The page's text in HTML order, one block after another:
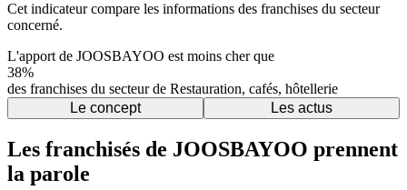
Cet indicateur compare les informations des franchises du secteur
concerné.
L'apport de JOOSBAYOO est moins cher que
38%
des franchises du secteur de Restauration, cafés, hôtellerie
Le concept
Les actus
Les franchisés de JOOSBAYOO prennent
la parole